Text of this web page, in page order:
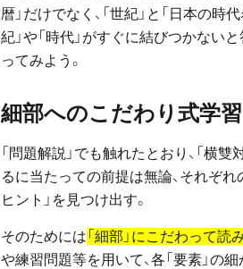
暦」だけでなく、「世紀」と「日本の時
紀」や「時代」がすぐに結びつかない
ってみよう。
細部へのこだわり式学習
「問題解説」でも触れたとおり、「横
るに当たっての前提は無論、それぞれ
ヒント」を見つけ出す。
そのためには 「細部」にこだわって読
や練習問題等を用いて、各「要素」の